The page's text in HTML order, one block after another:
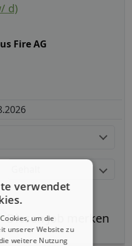
d)
Fire AG
verwendet
um die
unserer Website zu
weitere Nutzung